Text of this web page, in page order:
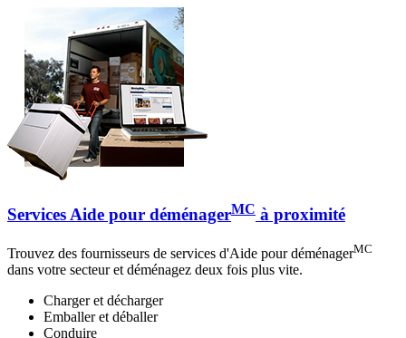
Services Aide pour déménagerMC à proximité
Trouvez des fournisseurs de services d'Aide pour déménagerMC
dans votre secteur et déménagez deux fois plus vite.
Charger et décharger
Emballer et déballer
Conduire